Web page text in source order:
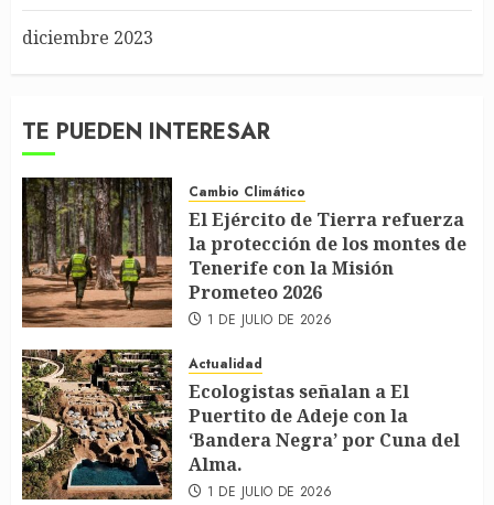
diciembre 2023
TE PUEDEN INTERESAR
Cambio Climático
El Ejército de Tierra refuerza
la protección de los montes de
Tenerife con la Misión
Prometeo 2026
1 DE JULIO DE 2026
Actualidad
Ecologistas señalan a El
Puertito de Adeje con la
‘Bandera Negra’ por Cuna del
Alma.
1 DE JULIO DE 2026